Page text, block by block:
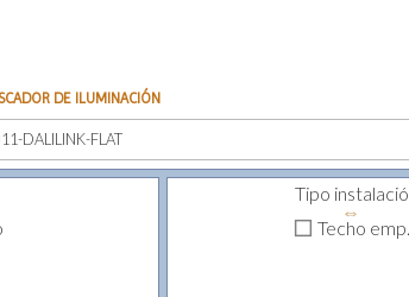
DE ILUMINACIÓN
DALILINK-FLAT
Tipo
⇔
Techo emp.